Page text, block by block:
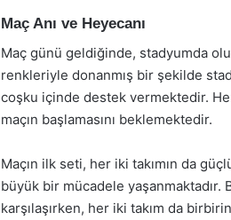
Maç Anı ve Heyecanı
Maç günü geldiğinde, stadyumda
renkleriyle donanmış bir şekilde
coşku içinde destek vermektedir.
maçın başlamasını beklemektedir.
Maçın ilk seti, her iki takımın da
büyük bir mücadele yaşanmaktadır.
karşılaşırken, her iki takım da